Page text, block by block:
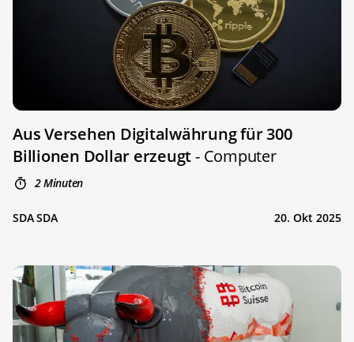
Aus Versehen Digitalwährung für 300
Billionen Dollar erzeugt- Computer
2 Minuten
SDA SDA 20. Okt 2025